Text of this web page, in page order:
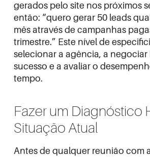
gerados pelo site nos próximos
então: “quero gerar 50 leads
mês através de campanhas
trimestre.” Este nível de
selecionar a agência, a
sucesso e a avaliar o
tempo.
Fazer um Diagnóstico
Situação Atual
Antes de qualquer reunião com